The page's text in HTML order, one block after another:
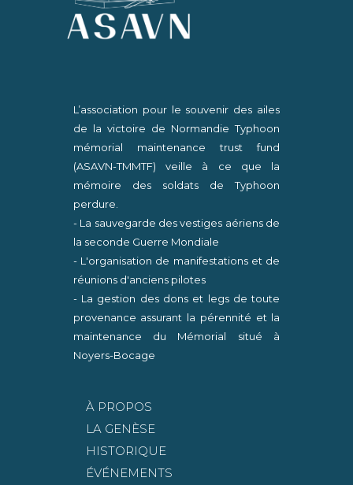
L’association pour le souvenir des ailes
de la victoire de Normandie Typhoon
mémorial maintenance trust fund
(ASAVN-TMMTF) veille à ce que la
mémoire des soldats de Typhoon
perdure.
- La sauvegarde des vestiges aériens de
la seconde Guerre Mondiale
- L'organisation de manifestations et de
réunions d'anciens pilotes
- La gestion des dons et legs de toute
provenance assurant la pérennité et la
maintenance du Mémorial situé à
Noyers-Bocage
À PROPOS
LA GENÈSE
HISTORIQUE
ÉVÉNEMENTS